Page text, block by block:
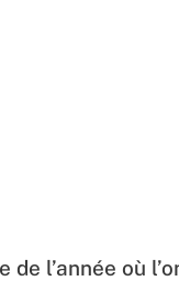
de l’année où